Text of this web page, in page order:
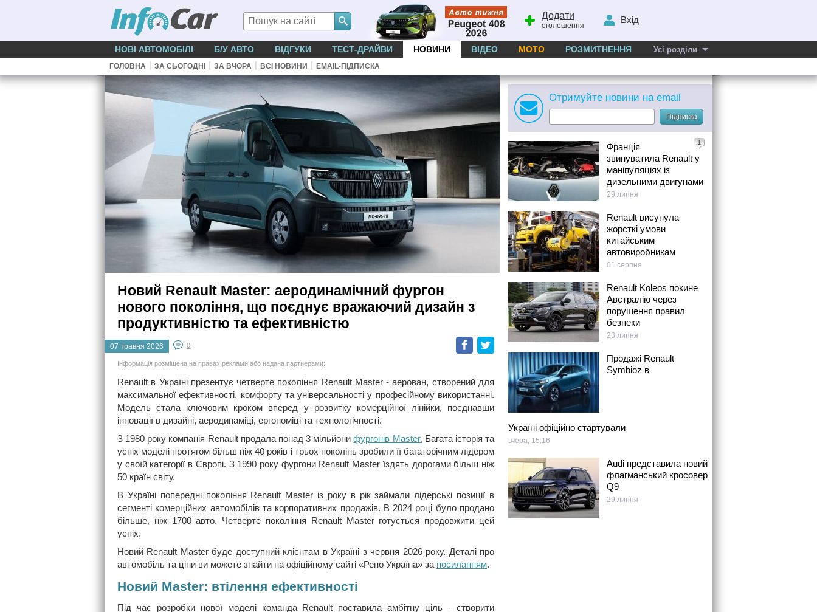
Додати
оголошення
Вхід
НОВІ АВТОМОБІЛІ Б/У АВТО ВІДГУКИ ТЕСТ-ДРАЙВИ НОВИНИ ВІДЕО МОТО РОЗМИТНЕННЯ Усі розділи
ГОЛОВНА | ЗА СЬОГОДНІ | ЗА ВЧОРА | ВСІ НОВИНИ | EMAIL-ПІДПИСКА
Новий Renault Master: аеродинамічний фургон
нового покоління, що поєднує вражаючий дизайн з
продуктивністю та ефективністю
Facebook
07 травня 2026 0
Інформація розміщена на правах реклами або надана партнерами:
Renault в Україні презентує четверте покоління Renault Master - аерован, створений для
максимальної ефективності, комфорту та універсальності у професійному використанні.
Модель стала ключовим кроком вперед у розвитку комерційної лінійки, поєднавши
інновації в дизайні, аеродинаміці, ергономіці та технологічності.
З 1980 року компанія Renault продала понад 3 мільйонифургонів Master. Багата історія та
успіх моделі протягом більш ніж 40 років і трьох поколінь зробили її багаторічним лідером
у своїй категорії в Європі. З 1990 року фургони Renault Master їздять дорогами більш ніж
50 країн світу.
В Україні попередні покоління Renault Master із року в рік займали лідерські позиції в
сегменті комерційних автомобілів та корпоративних продажів. В 2024 році було продано
більше, ніж 1700 авто. Четверте покоління Renault Master готується продовжити цей
успіх.
Новий Renault Master буде доступний клієнтам в Україні з червня 2026 року. Деталі про
автомобіль та ціни ви можете знайти на офіційному сайті «Рено Україна» за посиланням.
Новий Master: втілення ефективності
Під час розробки нової моделі команда Renault поставила амбітну ціль - створити
Отримуйте новини на email
Підписка
1
Франція
звинуватила Renault у
маніпуляціях із
дизельними двигунами
29 липня
Renault висунула
жорсткі умови
китайським
автовиробникам
01 серпня
Renault Koleos покине
Австралію через
порушення правил
безпеки
23 липня
Продажі Renault
Symbioz в
Україні офіційно стартували
вчера, 15:16
Audi представила новий
флагманський кросовер
Q9
29 липня